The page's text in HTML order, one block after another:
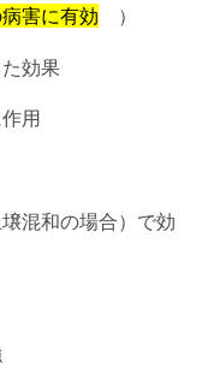
害に有効 ）
効果
用
混和の場合）で効